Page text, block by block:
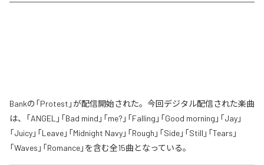
Bankの「Protest」が配信開始された。今回デジタル配信された楽曲
は、「ANGEL」「Bad mind」「me?」「Falling」「Good morning」「Jay」
「Juicy」「Leave」「Midnight Navy」「Rough」「Side」「Still」「Tears」
「Waves」「Romance」を含む全15曲となっている。